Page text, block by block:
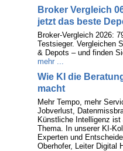
Broker Vergleich
jetzt das beste
Broker-Vergleich 2026:
Testsieger. Vergleichen
& Depots – und finden
mehr ...
Wie KI die
macht
Mehr Tempo, mehr
Jobverlust,
Künstliche Intelligenz
Thema. In unserer KI-
Experten und
Oberhofer, Leiter Digital